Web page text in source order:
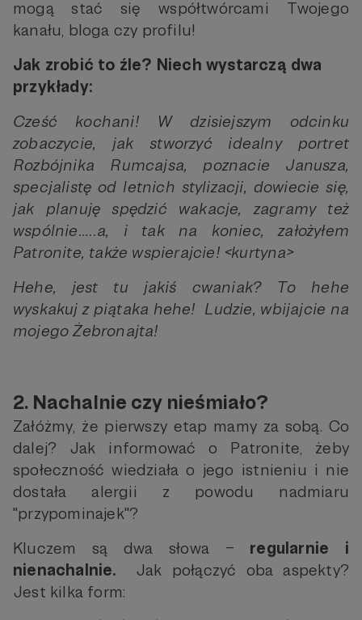
mogą stać się współtwórcami Twojego
kanału, bloga czy profilu!
Jak zrobić to źle? Niech wystarczą dwa
przykłady:
Cześć kochani! W dzisiejszym odcinku
zobaczycie, jak stworzyć idealny portret
Rozbójnika Rumcajsa, poznacie Janusza,
specjalistę od letnich stylizacji, dowiecie się,
jak planuję spędzić wakacje, zagramy też
wspólnie…..a, i tak na koniec, założyłem
Patronite, także wspierajcie! <kurtyna>
Hehe, jest tu jakiś cwaniak? To hehe
wyskakuj z piątaka hehe! Ludzie, wbijajcie na
mojego Żebronajta!
2. Nachalnie czy nieśmiało?
Załóżmy, że pierwszy etap mamy za sobą. Co
dalej? Jak informować o Patronite, żeby
społeczność wiedziała o jego istnieniu i nie
dostała alergii z powodu nadmiaru
"przypominajek"?
Kluczem są dwa słowa – regularnie i
nienachalnie. Jak połączyć oba aspekty?
Jest kilka form: